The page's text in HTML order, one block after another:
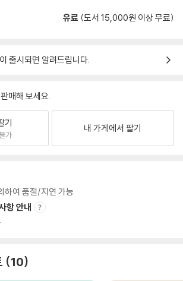
유료 (도서 15,000원 이상 무료)
출시되면 알려드립니다.
매해 보세요.
기
가
내 가게에서 팔기
하여 품절/지연 가능
항 안내
10